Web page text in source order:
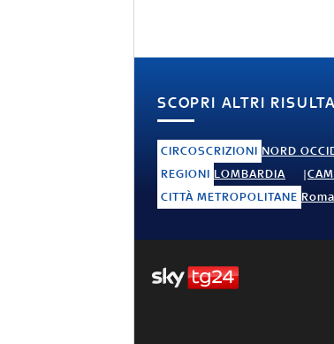
SCOPRI ALTRI
CIRCOSCRIZIONI NORD
REGIONI LOMBARDIA
CITTÀ METROPOLITANE Roma